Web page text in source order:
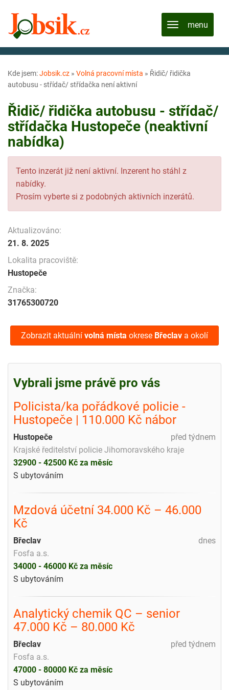
Kde jsem:Jobsik.cz » Volná pracovní místa » Řidič/ řidička
autobusu - střídač/ střídačka není aktivní
Řidič/ řidička autobusu - střídač/
střídačka Hustopeče (neaktivní
nabídka)
Tento inzerát již není aktivní. Inzerent ho stáhl z
nabídky.
Prosím vyberte si z podobných aktivních inzerátů.
Aktualizováno:
21. 8. 2025
Lokalita pracoviště:
Hustopeče
Značka:
31765300720
Zobrazit aktuální volná místa okrese Břeclav a okolí
Vybrali jsme právě pro vás
Policista/ka pořádkové policie -
Hustopeče | 110.000 Kč nábor
před týdnem
Hustopeče
Krajské ředitelství policie Jihomoravského kraje
32900 - 42500 Kč za měsíc
S ubytováním
Mzdová účetní 34.000 Kč – 46.000
Kč
dnes
Břeclav
Fosfa a.s.
34000 - 46000 Kč za měsíc
S ubytováním
Analytický chemik QC – senior
47.000 Kč – 80.000 Kč
před týdnem
Břeclav
Fosfa a.s.
47000 - 80000 Kč za měsíc
S ubytováním